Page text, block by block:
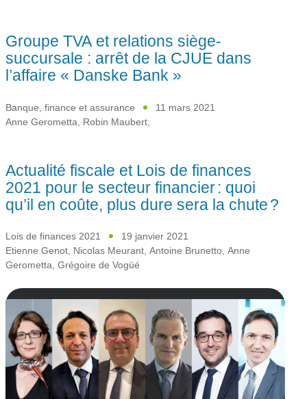
Groupe TVA et relations siège-
succursale : arrêt de la CJUE dans
l’affaire « Danske Bank »
Banque, finance et assurance
11 mars 2021
Anne Gerometta Robin Maubert
Actualité fiscale et Lois de finances
2021 pour le secteur financier : quoi
qu’il en coûte, plus dure sera la chute ?
Lois de finances 2021
19 janvier 2021
Etienne Genot, Nicolas Meurant, Antoine Brunetto, Anne
Gerometta, Grégoire de Vogüé